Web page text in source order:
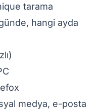
tarama
hangi ayda
medya, e-posta